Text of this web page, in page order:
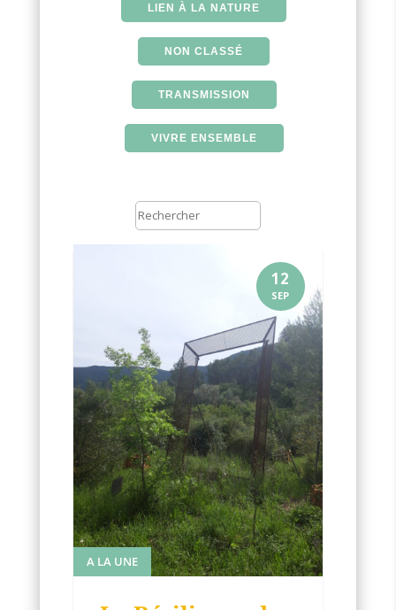
LIEN À LA NATURE
NON CLASSÉ
TRANSMISSION
VIVRE ENSEMBLE
12
SEP
A LA UNE